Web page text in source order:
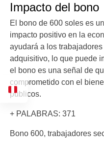
Impacto del bono
El bono de 600 soles es
impacto positivo en la
ayudará a los
adquisitivo, lo que puede
el bono es una señal de
comprometido con el
públicos.
+ PALABRAS: 371
Bono 600, trabajadores